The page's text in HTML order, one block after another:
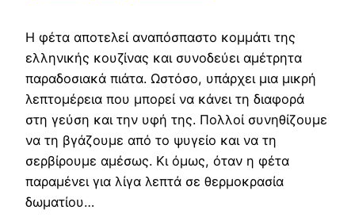
Η φέτα αποτελεί αναπόσπαστο κομμάτι της
ελληνικής κουζίνας και συνοδεύει αμέτρητα
παραδοσιακά πιάτα. Ωστόσο, υπάρχει μια μικρή
λεπτομέρεια που μπορεί να κάνει τη διαφορά
στη γεύση και την υφή της. Πολλοί συνηθίζουμε
να τη βγάζουμε από το ψυγείο και να τη
σερβίρουμε αμέσως. Κι όμως, όταν η φέτα
παραμένει για λίγα λεπτά σε θερμοκρασία
δωματίου…